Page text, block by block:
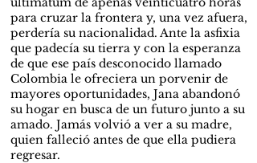
para cruzar la frontera y, una vez afuera,
perdería su nacionalidad. Ante la asfixia
que padecía su tierra y con la esperanza
de que ese país desconocido llamado
Colombia le ofreciera un porvenir de
mayores oportunidades, Jana abandonó
su hogar en busca de un futuro junto a su
amado. Jamás volvió a ver a su madre,
quien falleció antes de que ella pudiera
regresar.